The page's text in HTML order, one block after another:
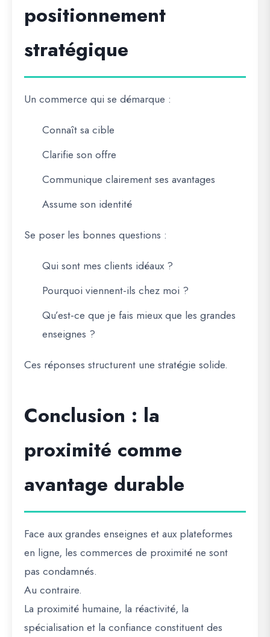
positionnement
stratégique
Un commerce qui se démarque :
Connaît sa cible
Clarifie son offre
Communique clairement ses avantages
Assume son identité
Se poser les bonnes questions :
Qui sont mes clients idéaux ?
Pourquoi viennent-ils chez moi ?
Qu’est-ce que je fais mieux que les grandes
enseignes ?
Ces réponses structurent une stratégie solide.
Conclusion : la
proximité comme
avantage durable
Face aux grandes enseignes et aux plateformes
en ligne, les commerces de proximité ne sont
pas condamnés.
Au contraire.
La proximité humaine, la réactivité, la
spécialisation et la confiance constituent des